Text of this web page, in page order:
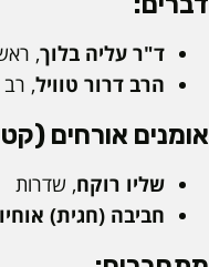
ד"ר עליה בלוך,
הרב דרור טוויל,
אומנים אורחים
שליו רוקח, שדרות
חביבה (חגית)